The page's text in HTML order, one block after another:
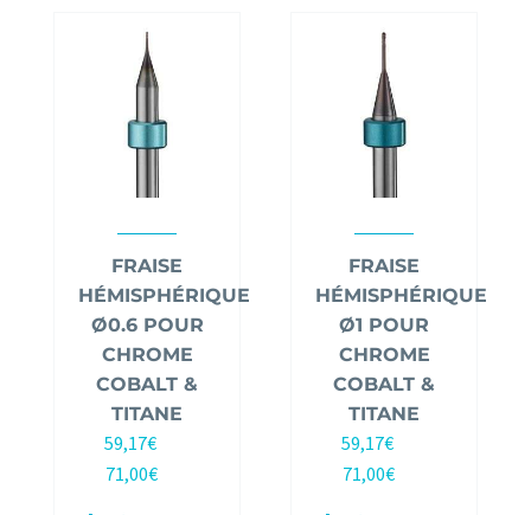
FRAISE
HÉMISPHÉRIQUE
Ø0.6 POUR
CHROME
COBALT &
TITANE
59,17€
71,00€
FRAISE
HÉMISPHÉRIQUE
Ø1 POUR
CHROME
COBALT &
TITANE
59,17€
71,00€